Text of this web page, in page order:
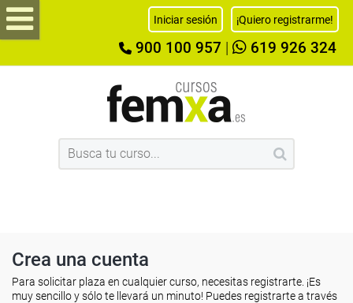
Iniciar sesión ¡Quiero registrarme!
900 100 957 619 926 324
Crea una cuenta
Para solicitar plaza en cualquier curso, necesitas registrarte. ¡Es
muy sencillo y sólo te llevará un minuto! Puedes registrarte a través